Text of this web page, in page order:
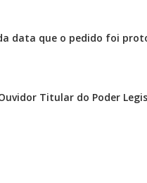
data que o pedido foi
Titular do Poder